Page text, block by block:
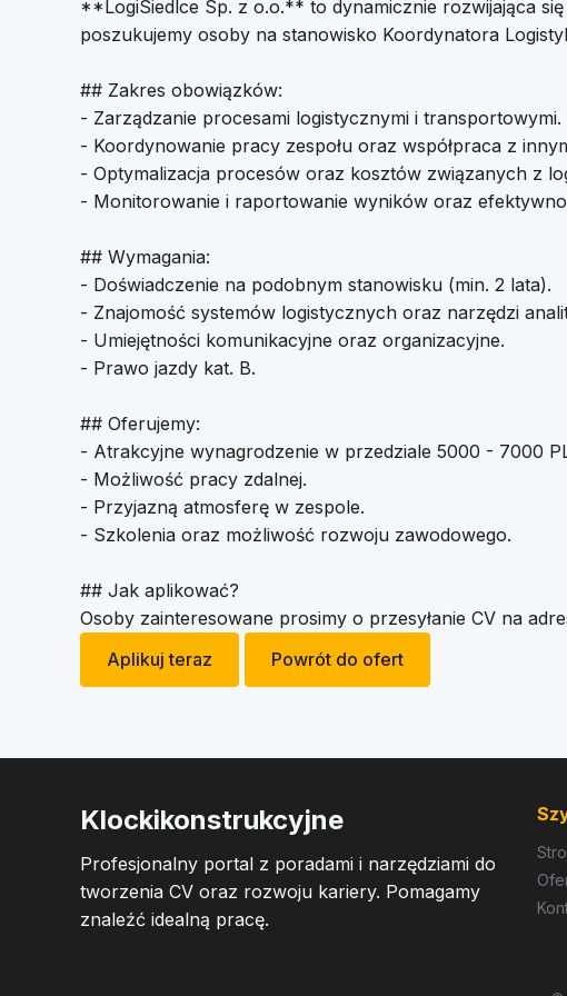
**LogiSiedlce Sp. z o.o.** to dynamicznie rozwijająca
poszukujemy osoby na stanowisko Koordynatora
## Zakres obowiązków:
- Zarządzanie procesami logistycznymi i transportowymi.
- Koordynowanie pracy zespołu oraz współpraca z
- Optymalizacja procesów oraz kosztów związanych z
- Monitorowanie i raportowanie wyników oraz
## Wymagania:
- Doświadczenie na podobnym stanowisku (min. 2 lata).
- Znajomość systemów logistycznych oraz narzędzi
- Umiejętności komunikacyjne oraz organizacyjne.
- Prawo jazdy kat. B.
## Oferujemy:
- Atrakcyjne wynagrodzenie w przedziale 5000 - 7000
- Możliwość pracy zdalnej.
- Przyjazną atmosferę w zespole.
- Szkolenia oraz możliwość rozwoju zawodowego.
## Jak aplikować?
Osoby zainteresowane prosimy o przesyłanie CV na
Aplikuj teraz
Powrót do ofert
Klockikonstrukcyjne
Profesjonalny portal z poradami i narzędziami do
tworzenia CV oraz rozwoju kariery. Pomagamy
znaleźć idealną pracę.